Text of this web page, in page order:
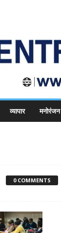
व्यापार मनोरंजन
0 COMMENTS